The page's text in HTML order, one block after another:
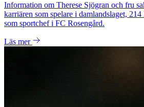
Information om Therese Sjögran och fru
karriären som spelare i damlandslaget,
som sportchef i FC Rosengård.
Läs mer